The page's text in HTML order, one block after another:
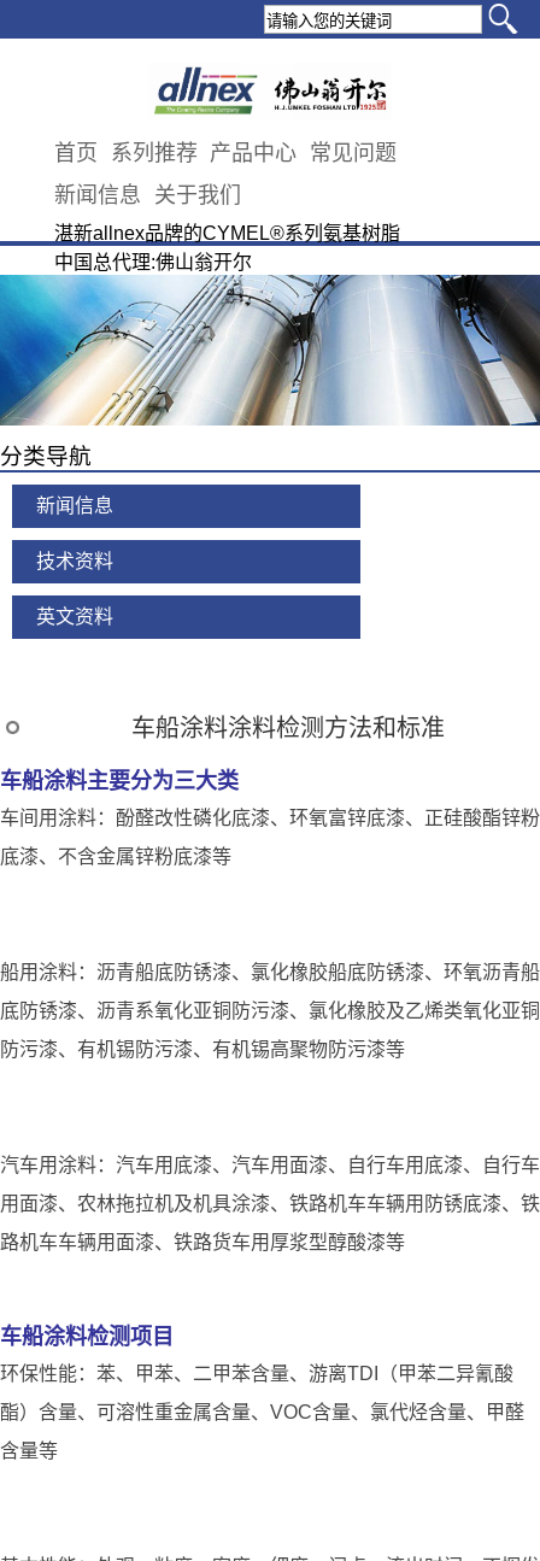
首页 系列推荐 产品中心 常见问题
新闻信息
关于我们
湛新allnex品牌的CYMEL®系列氨基树脂
中国总代理:佛山翁开尔
分类导航
新闻信息
技术资料
英文资料
车船涂料涂料检测方法和标准
车船涂料主要分为三大类
车间用涂料：酚醛改性磷化底漆、环氧富锌底漆、正硅酸酯锌粉
底漆、不含金属锌粉底漆等
船用涂料：沥青船底防锈漆、氯化橡胶船底防锈漆、环氧沥青船
底防锈漆、沥青系氧化亚铜防污漆、氯化橡胶及乙烯类氧化亚铜
防污漆、有机锡防污漆、有机锡高聚物防污漆等
汽车用涂料：汽车用底漆、汽车用面漆、自行车用底漆、自行车
用面漆、农林拖拉机及机具涂漆、铁路机车车辆用防锈底漆、铁
路机车车辆用面漆、铁路货车用厚浆型醇酸漆等
车船涂料检测项目
环保性能：苯、甲苯、二甲苯含量、游离TDI（甲苯二异氰酸
酯）含量、可溶性重金属含量、VOC含量、氯代烃含量、甲醛
含量等